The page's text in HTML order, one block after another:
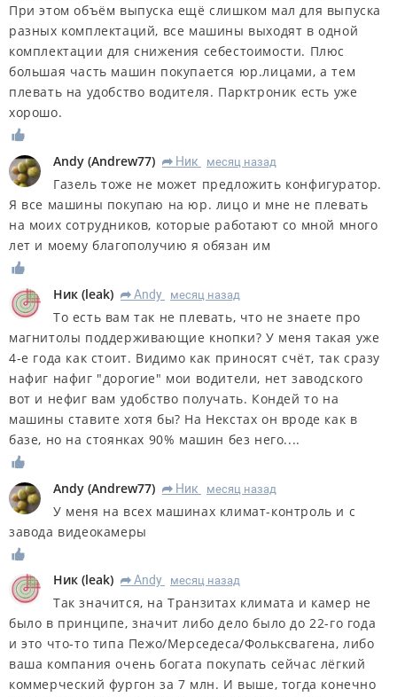
При этом объём выпуска ещё слишком мал для выпуска
разных комплектаций, все машины выходят в одной
комплектации для снижения себестоимости. Плюс
большая часть машин покупается юр.лицами, а тем
плевать на удобство водителя. Парктроник есть уже
хорошо.
Andy (Andrew77) R Ник месяц назад
Газель тоже не может предложить конфигуратор.
Я все машины покупаю на юр. лицо и мне не плевать
на моих сотрудников, которые работают со мной много
лет и моему благополучию я обязан им
Ник (leak) R Andy месяц назад
То есть вам так не плевать, что не знаете про
магнитолы поддерживающие кнопки? У меня такая уже
4-е года как стоит. Видимо как приносят счёт, так сразу
нафиг нафиг "дорогие" мои водители, нет заводского
вот и нефиг вам удобство получать. Кондей то на
машины ставите хотя бы? На Некстах он вроде как в
базе, но на стоянках 90% машин без него....
Andy (Andrew77) R Ник месяц назад
У меня на всех машинах климат-контроль и с
завода видеокамеры
Ник (leak) R Andy месяц назад
Так значится, на Транзитах климата и камер не
было в принципе, значит либо дело было до 22-го года
и это что-то типа Пежо/Мерседеса/Фольксвагена, либо
ваша компания очень богата покупать сейчас лёгкий
коммерческий фургон за 7 млн. И выше, тогда конечно